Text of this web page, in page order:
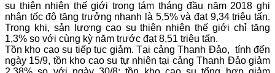
su thiên nhiên thế giới trong tám tháng đầu năm 2018 ghi
nhận tốc độ tăng trưởng nhanh là 5,5% và đạt 9,34 triệu tấn.
Trong khi, sản lượng cao su thiên nhiên thế giới chỉ tăng
1,3% so với cùng kỳ năm trước đạt 8,51 triệu tấn.
Tồn kho cao su tiếp tục giảm. Tại cảng Thanh Đảo, tính đến
ngày 15/9, tồn kho cao su tự nhiên tại cảng Thanh Đảo giảm